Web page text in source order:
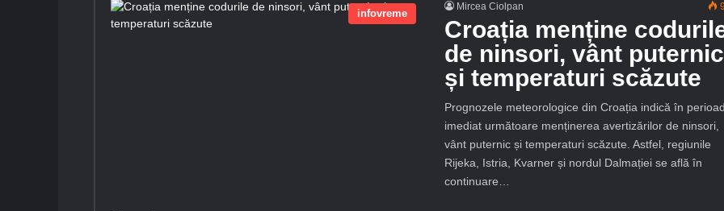
infovreme
Mircea Ciolpan
Croația menține
de ninsori, vânt puternic
și temperaturi scăzute
Prognozele meteorologice din Croația indică în
imediat următoare menținerea avertizărilor de ninsori,
vânt puternic și temperaturi scăzute. Astfel, regiunile
Rijeka, Istria, Kvarner și nordul Dalmației se află în
continuare…